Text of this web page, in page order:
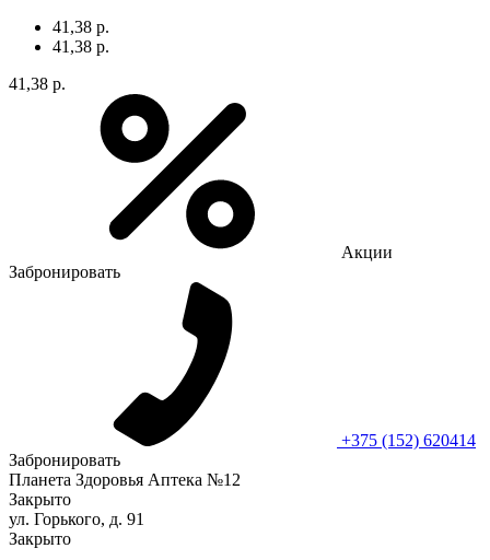
41,38 р.
41,38 р.
41,38 р.
Акции
Забронировать
+375 (152) 620414
Забронировать
Планета Здоровья Аптека №12
Закрыто
ул. Горького, д. 91
Закрыто